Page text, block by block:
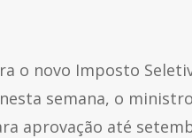
o novo Imposto
semana, o
aprovação até